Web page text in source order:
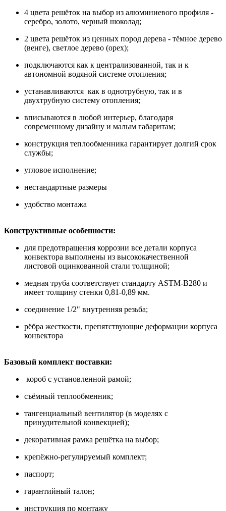
4 цвета решёток на выбор из алюминиевого профиля -
серебро, золото, черный шоколад;
2 цвета решёток из ценных пород дерева - тёмное дерево
(венге), светлое дерево (орех);
подключаются как к централизованной, так и к
автономной водяной системе отопления;
устанавливаются как в однотрубную, так и в
двухтрубную систему отопления;
вписываются в любой интерьер, благодаря
современному дизайну и малым габаритам;
конструкция теплообменника гарантирует долгий срок
службы;
угловое исполнение;
нестандартные размеры
удобство монтажа
Конструктивные особенности:
для предотвращения коррозии все детали корпуса
конвектора выполнены из высококачественной
листовой оцинкованной стали толщиной;
медная труба соответствует стандарту ASTM-B280 и
имеет толщину стенки 0,81-0,89 мм.
соединение 1/2" внутренняя резьба;
рёбра жесткости, препятствующие деформации корпуса
конвектора
Базовый комплект поставки:
короб с установленной рамой;
съёмный теплообменник;
тангенциальный вентилятор (в моделях с
принудительной конвекцией);
декоративная рамка решётка на выбор;
крепёжно-регулируемый комплект;
паспорт;
гарантийный талон;
инструкция по монтажу